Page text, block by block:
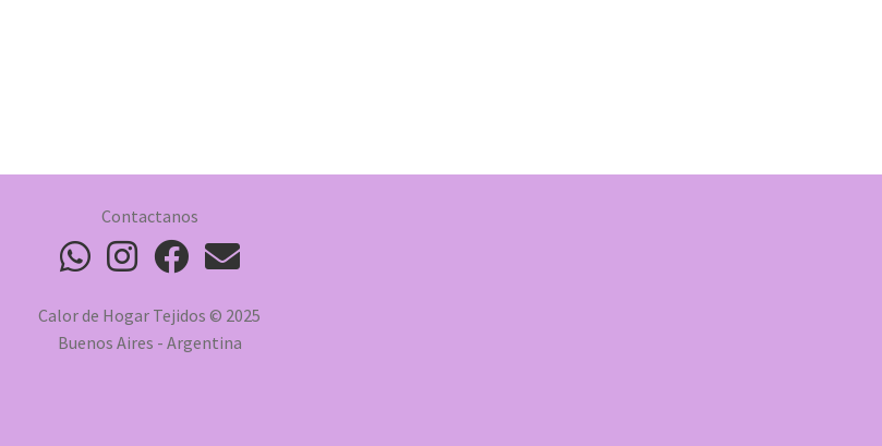
Contactanos
Calor de Hogar Tejidos © 2025
Buenos Aires - Argentina